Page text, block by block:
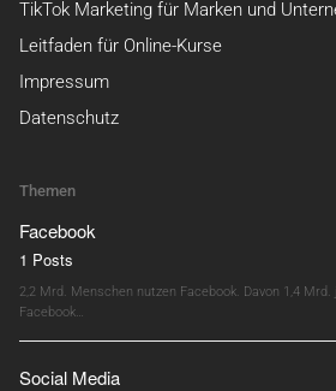
TikTok Marketing für Marken und
Leitfaden für Online-Kurse
Impressum
Datenschutz
Themen
Facebook
1 Posts
2,2 Mrd. Menschen nutzen Facebook. Davon 1,4
Facebook…
Social Media